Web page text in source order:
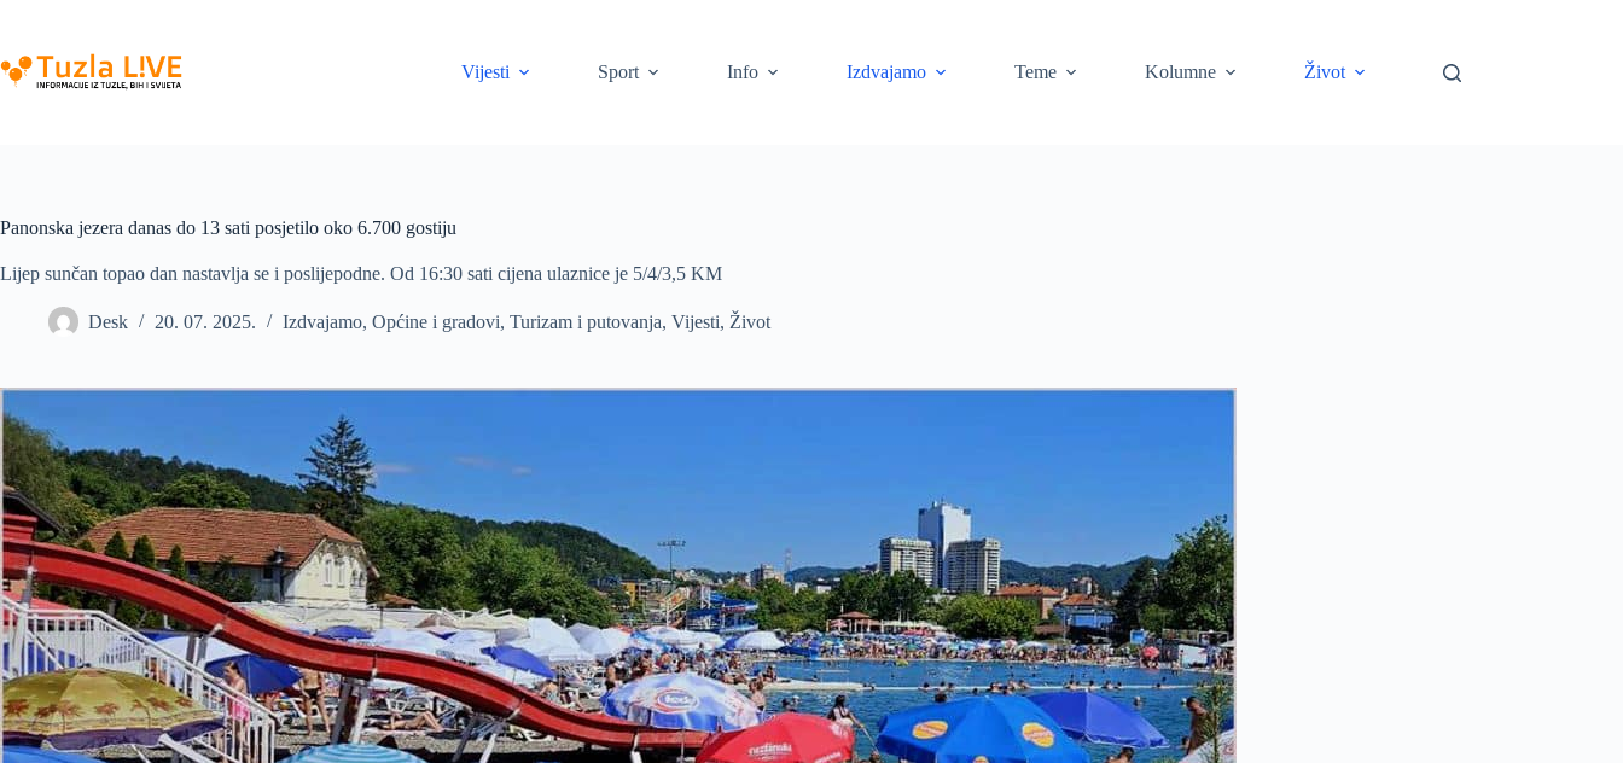
content
Vijesti
Sport Info Izdvajamo Teme Kolumne Život
Panonska jezera danas do 13 sati posjetilo oko 6.700 gostiju
Lijep sunčan topao dan nastavlja se i poslijepodne. Od 16:30 sati cijena ulaznice je 5/4/3,5 KM
Desk 20. 07. 2025. Izdvajamo, Općine i gradovi, Turizam i putovanja, Vijesti, Život